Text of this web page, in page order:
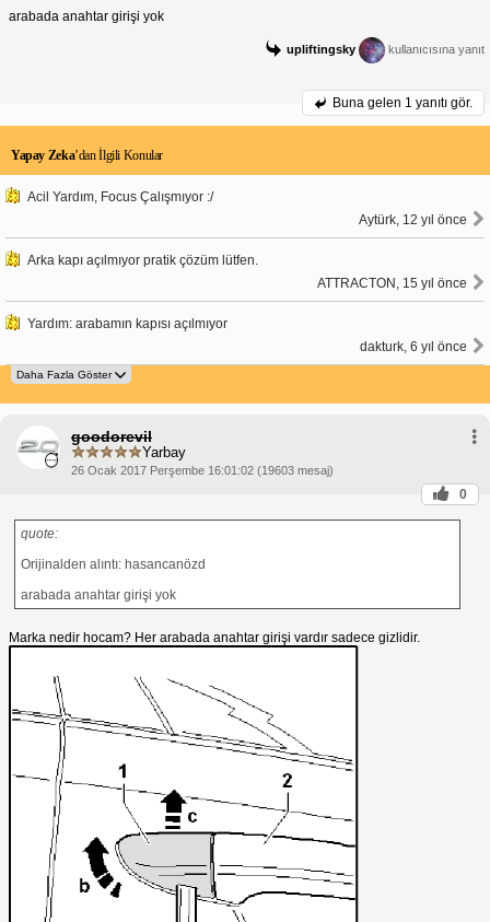
arabada anahtar girişi yok
upliftingsky kullanıcısına yanıt
Buna gelen 1 yanıtı gör.
Yapay Zeka’dan İlgili Konular
Acil Yardım, Focus Çalışmıyor :/
Aytürk, 12 yıl önce
Arka kapı açılmıyor pratik çözüm lütfen.
ATTRACTON, 15 yıl önce
Yardım: arabamın kapısı açılmıyor
dakturk, 6 yıl önce
goodorevil
Yarbay
26 Ocak 2017 Perşembe 16:01:02 (19603 mesaj)
0
quote:
Orijinalden alıntı: hasancanözd
arabada anahtar girişi yok
Marka nedir hocam? Her arabada anahtar girişi vardır sadece gizlidir.